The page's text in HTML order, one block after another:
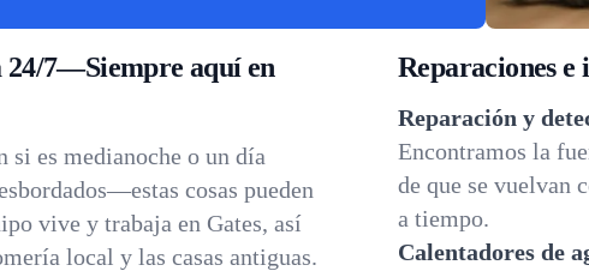
24/7—Siempre aquí en
si es medianoche o un día
cosas pueden
vive y trabaja en Gates, así
local y las casas antiguas.
Reparaciones e
Reparación y
Encontramos la
de que se vuelvan
a tiempo.
Calentadores de